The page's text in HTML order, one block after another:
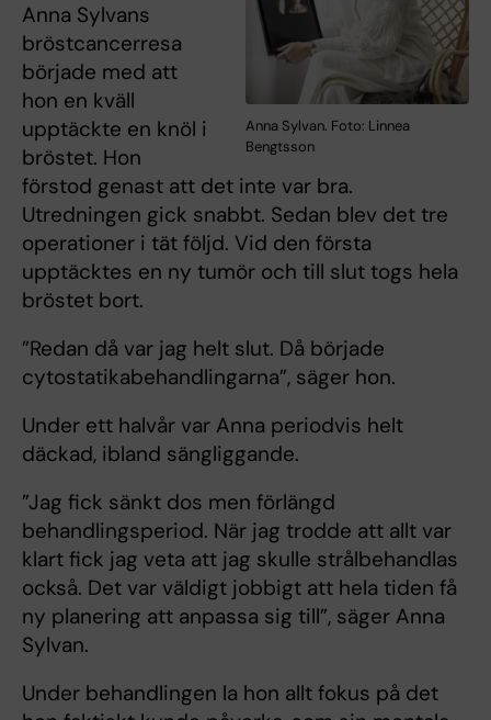
Anna Sylvan. Foto: Linnea
Bengtsson
Anna Sylvans
bröstcancerresa
började med att
hon en kväll
upptäckte en knöl i
bröstet. Hon
förstod genast att det inte var bra.
Utredningen gick snabbt. Sedan blev det tre
operationer i tät följd. Vid den första
upptäcktes en ny tumör och till slut togs hela
bröstet bort.
”Redan då var jag helt slut. Då började
cytostatikabehandlingarna”, säger hon.
Under ett halvår var Anna periodvis helt
däckad, ibland sängliggande.
”Jag fick sänkt dos men förlängd
behandlingsperiod. När jag trodde att allt var
klart fick jag veta att jag skulle strålbehandlas
också. Det var väldigt jobbigt att hela tiden få
ny planering att anpassa sig till”, säger Anna
Sylvan.
Under behandlingen la hon allt fokus på det